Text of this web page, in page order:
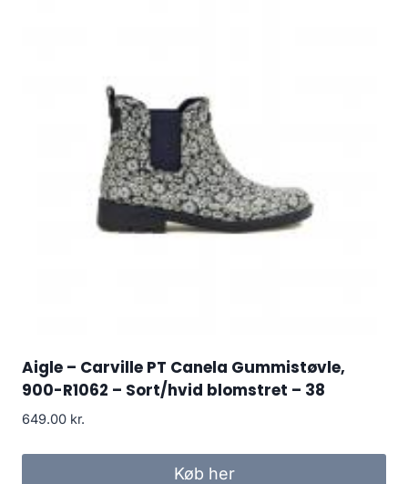
Aigle – Carville PT Canela Gummistøvle,
900-R1062 – Sort/hvid blomstret – 38
649.00 kr.
Køb her